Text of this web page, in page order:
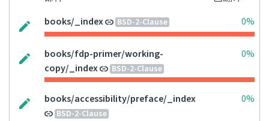
books/_index
BSD-2-Clause 0%
books/fdp-primer/working-
copy/_index
BSD-2-Clause
0%
books/accessibility/preface/_index
BSD-2-Clause
0%